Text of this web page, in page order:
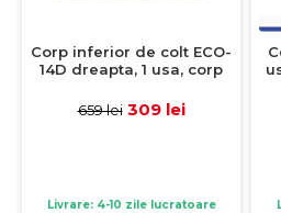
Corp inferior de colt ECO-
14D dreapta, 1 usa, corp
alb lucios + stejar
659 lei 309 lei
Livrare: 4-10 zile lucratoare